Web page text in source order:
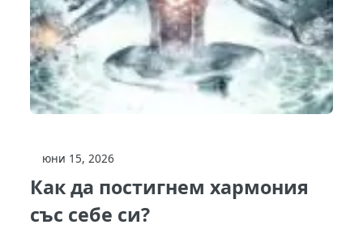
юни 15, 2026
Как да постигнем хармония
със себе си?